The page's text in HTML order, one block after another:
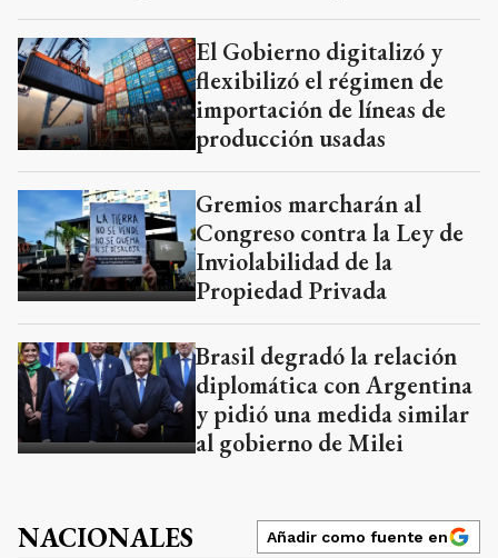
El Gobierno digitalizó y
flexibilizó el régimen de
importación de líneas de
producción usadas
Gremios marcharán al
Congreso contra la Ley de
Inviolabilidad de la
Propiedad Privada
Brasil degradó la relación
diplomática con Argentina
y pidió una medida similar
al gobierno de Milei
NACIONALES Añadir como fuente en